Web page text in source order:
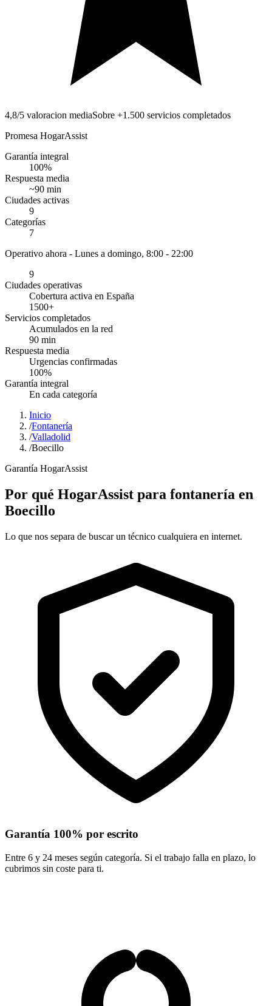
4,8/5 valoracion mediaSobre +1.500 servicios completados
Promesa HogarAssist
Garantía integral
100%
Respuesta media
~90 min
Ciudades activas
9
Categorías
7
Operativo ahora - Lunes a domingo, 8:00 - 22:00
9
Ciudades operativas
Cobertura activa en España
1500+
Servicios completados
Acumulados en la red
90 min
Respuesta media
Urgencias confirmadas
100%
Garantía integral
En cada categoría
Inicio
/Fontanería
/Valladolid
/Boecillo
Garantía HogarAssist
Por qué HogarAssist para fontanería en
Boecillo
Lo que nos separa de buscar un técnico cualquiera en internet.
Garantía 100% por escrito
Entre 6 y 24 meses según categoría. Si el trabajo falla en plazo, lo
cubrimos sin coste para ti.